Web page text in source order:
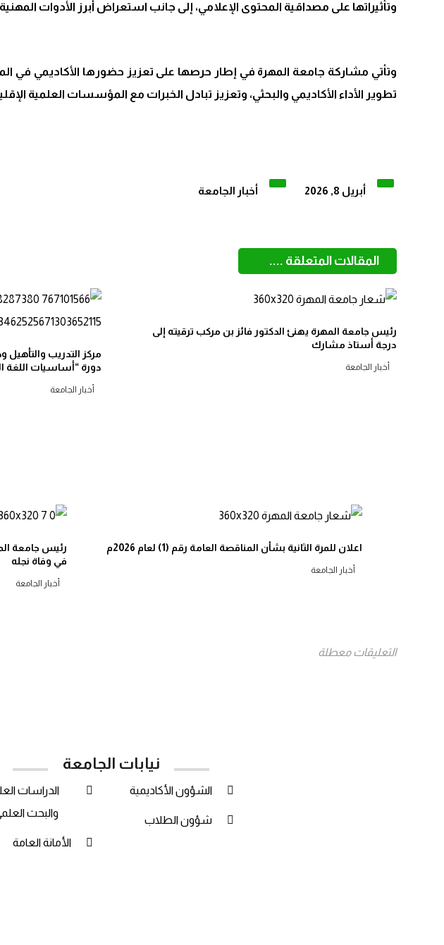
وتأثيراتها على مصداقية المحتوى الإعلامي، إلى جانب استعراض أبرز الأدوات
وتأتي مشاركة جامعة المهرة في إطار حرصها على تعزيز حضورها الأكاديمي في
تطوير الأداء الأكاديمي والبحثي، وتعزيز تبادل الخبرات مع المؤسسات العلمية
أبريل 8, 2026 أخبار الجامعة
المقالات المتعلقة ....
رئيس جامعة المهرة يهنئ الدكتور فائز بن مركب ترقيته إلى
درجة أستاذ مشارك
أخبار الجامعة
مركز التدريب
دورة “أساسيات اللغة
أخبار الجامعة
اعلان للمرة الثانية بشأن المناقصة العامة رقم (1) لعام 2026م
أخبار الجامعة
رئيس جامعة
في وفاة نجله
أخبار الجامعة
التعليقات معطلة
نيابات الجامعة
الدراسات
والبحث
الأمانة العامة
الشؤون الأكاديمية
شؤون الطلاب